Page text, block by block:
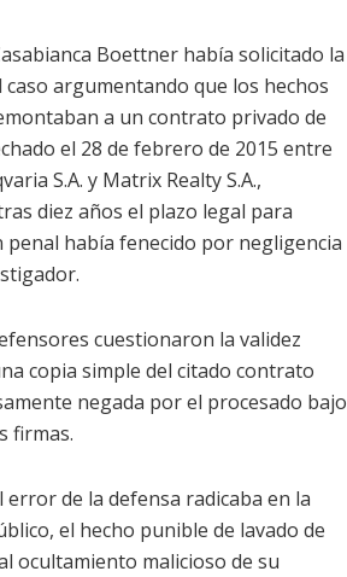
Boettner había solicitado la
argumentando que los hechos
a un contrato privado de
el 28 de febrero de 2015 entre
S.A. y Matrix Realty S.A.,
diez años el plazo legal para
penal había fenecido por negligencia
cuestionaron la validez
copia simple del citado contrato
negada por el procesado bajo
firmas.
de la defensa radicaba en la
el hecho punible de lavado de
ocultamiento malicioso de su